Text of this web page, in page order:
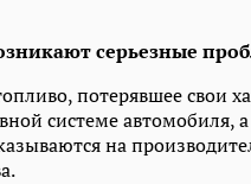
серьезные
потерявшее свои
системе автомобиля,
на